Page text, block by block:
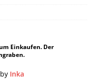
Einkaufen. Der
Inka